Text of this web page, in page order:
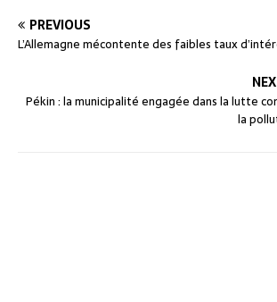
PREVIOUS
L’Allemagne mécontente des faibles taux
Pékin : la municipalité engagée dans la lutte
la